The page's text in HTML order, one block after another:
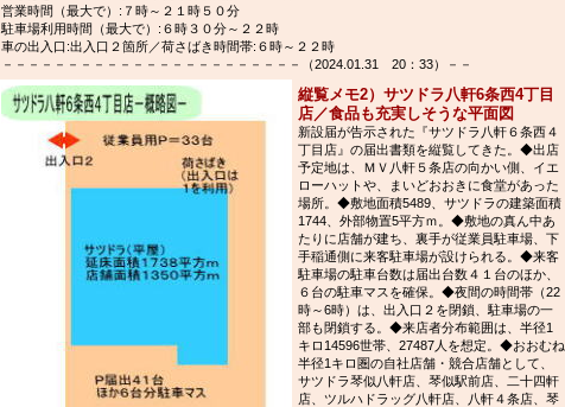
営業時間（最大で）:７時～２１時５０分
駐車場利用時間（最大で）:６時３０分～２２時
車の出入口:出入口２箇所／荷さばき時間帯:６時～２２時
－－－－－－－－－－－－－－－－－－－－－－－（2024.01.31 20：33）－－
縦覧メモ2）サツドラ八軒6条西4丁目
店／食品も充実しそうな平面図
新設届が告示された『サツドラ八軒６条西４
丁目店』の届出書類を縦覧してきた。◆出店
予定地は、ＭＶ八軒５条店の向かい側、イエ
ローハットや、まいどおおきに食堂があった
場所。◆敷地面積5489、サツドラの建築面積
1744、外部物置5平方ｍ。◆敷地の真ん中あ
たりに店舗が建ち、裏手が従業員駐車場、下
手稲通側に来客駐車場が設けられる。◆来客
駐車場の駐車台数は届出台数４１台のほか、
６台の駐車マスを確保。◆夜間の時間帯（22
時～6時）は、出入口２を閉鎖、駐車場の一
部も閉鎖する。◆来店者分布範囲は、半径1
キロ14596世帯、27487人を想定。◆おおむね
半径1キロ圏の自社店舗・競合店舗として、
サツドラ琴似八軒店、琴似駅前店、二十四軒
店、ツルハドラッグ八軒店、八軒４条店、琴